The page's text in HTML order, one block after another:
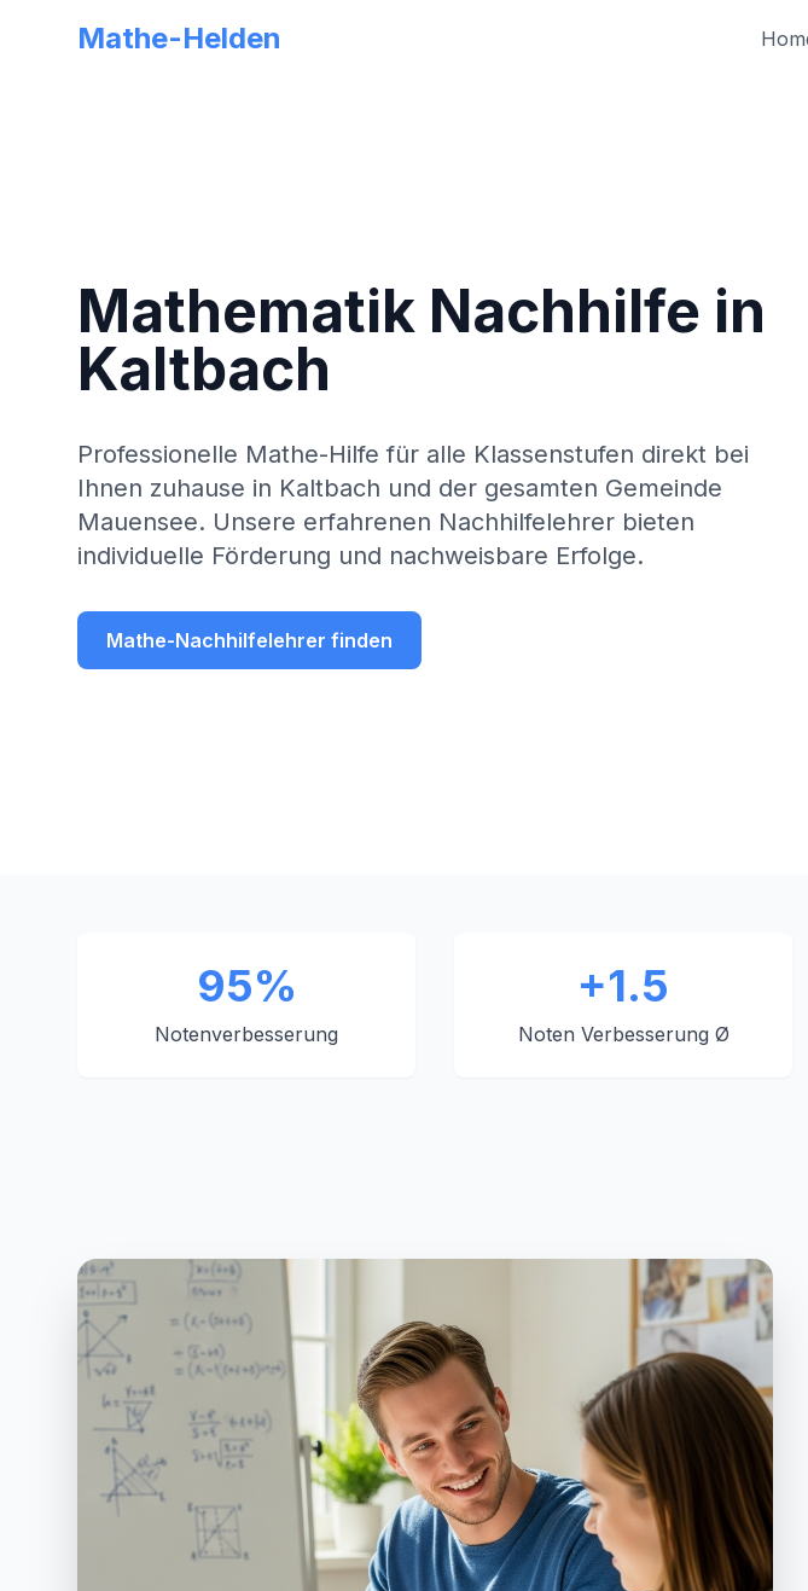
Mathe-Helden
Mathematik Nachhilfe in
Kaltbach
Professionelle Mathe-Hilfe für alle Klassenstufen direkt bei
Ihnen zuhause in Kaltbach und der gesamten Gemeinde
Mauensee. Unsere erfahrenen Nachhilfelehrer bieten
individuelle Förderung und nachweisbare Erfolge.
Mathe-Nachhilfelehrer finden
95%
Notenverbesserung
+1.5
Noten Verbesserung Ø